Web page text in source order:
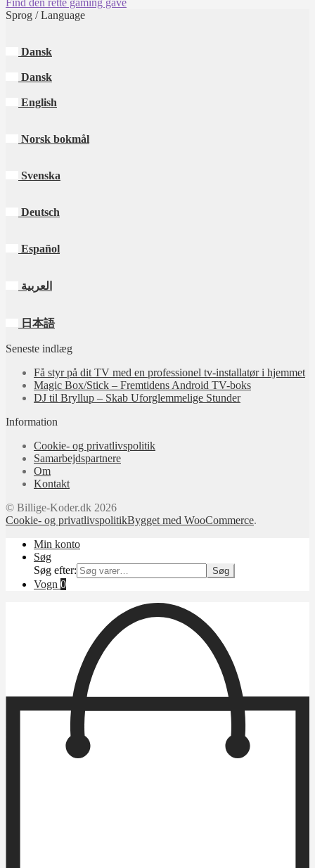
Sprog / Language
Dansk
Dansk
English
Norsk bokmål
Svenska
Deutsch
Español
العربية
日本語
Seneste indlæg
Få styr på dit TV med en professionel tv‑installatør i hjemmet
Magic Box/Stick – Fremtidens Android TV-boks
DJ til Bryllup – Skab Uforglemmelige Stunder
Information
Cookie- og privatlivspolitik
Samarbejdspartnere
Om
Kontakt
© Billige-Koder.dk 2026
Cookie- og privatlivspolitikBygget med WooCommerce.
Min konto
Søg
Søg efter:
Søg
Vogn 0